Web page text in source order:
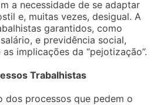
a necessidade de se adaptar
e, muitas vezes, desigual. A
garantidos, como
e previdência social,
implicações da “pejotização”.
Trabalhistas
dos processos que pedem o